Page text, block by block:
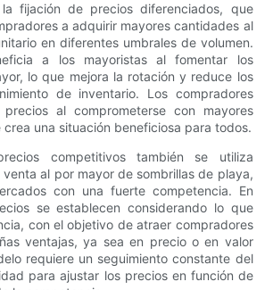
fijación de precios diferenciados, que
a adquirir mayores cantidades al
en diferentes umbrales de volumen.
a los mayoristas al fomentar los
lo que mejora la rotación y reduce los
de inventario. Los compradores
precios al comprometerse con mayores
una situación beneficiosa para todos.
competitivos también se utiliza
al por mayor de sombrillas de playa,
con una fuerte competencia. En
se establecen considerando lo que
con el objetivo de atraer compradores
ventajas, ya sea en precio o en valor
requiere un seguimiento constante del
para ajustar los precios en función de